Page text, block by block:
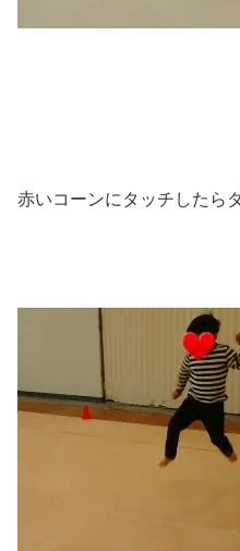
赤いコーンにタッチしたら